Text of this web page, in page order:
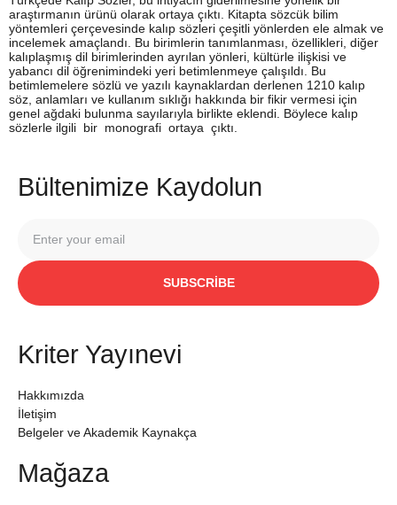
araştırmanın ürünü olarak ortaya çıktı. Kitapta sözcük bilim
yöntemleri çerçevesinde kalıp sözleri çeşitli yönlerden ele almak ve
incelemek amaçlandı. Bu birimlerin tanımlanması, özellikleri, diğer
kalıplaşmış dil birimlerinden ayrılan yönleri, kültürle ilişkisi ve
yabancı dil öğrenimindeki yeri betimlenmeye çalışıldı. Bu
betimlemelere sözlü ve yazılı kaynaklardan derlenen 1210 kalıp
söz, anlamları ve kullanım sıklığı hakkında bir fikir vermesi için
genel ağdaki bulunma sayılarıyla birlikte eklendi. Böylece kalıp
sözlerle ilgili bir monografi ortaya çıktı.
Bültenimize Kaydolun
SUBSCRIBE
Kriter Yayınevi
Hakkımızda
İletişim
Belgeler ve Akademik Kaynakça
Mağaza